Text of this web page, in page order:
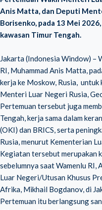
Anis Matta, dan Deputi
Borisenko, pada 13 Mei
kawasan Timur Tengah.
Jakarta (Indonesia Window) –
RI, Muhammad Anis Matta,
kerja ke Moskow, Rusia,
Menteri Luar Negeri Rusia,
Pertemuan tersebut juga
Tengah, kerja sama dalam
(OKI) dan BRICS, serta
Rusia, menurut Kementerian
Kegiatan tersebut merupakan
sebelumnya saat Wamenlu
Luar Negeri/Utusan Khusus
Afrika, Mikhail Bogdanov, di
Pertemuan itu berlangsung